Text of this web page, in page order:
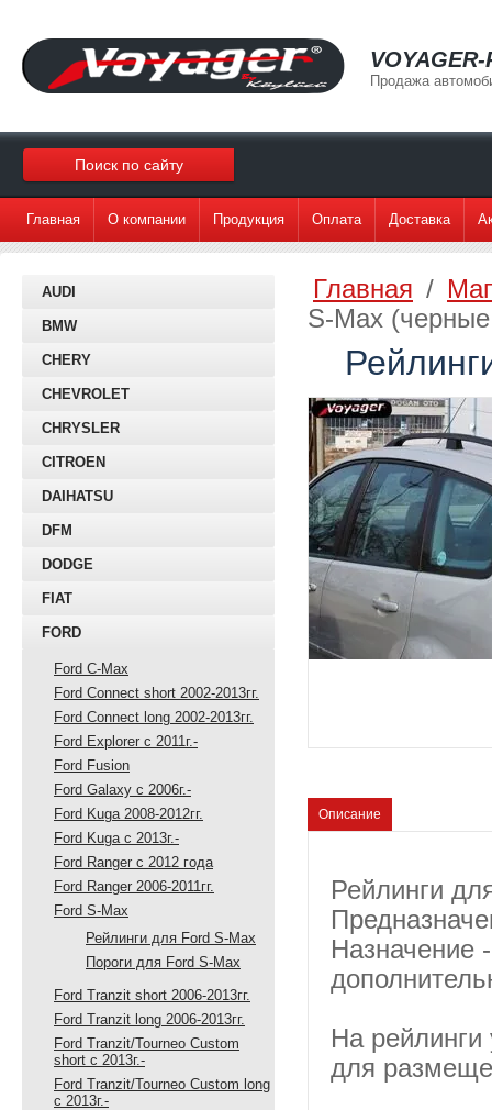
Продажа
Главная О компании Продукция Оплата Доставка
AUDI
BMW
CHERY
CHEVROLET
CHRYSLER
CITROEN
DAIHATSU
DFM
DODGE
FIAT
FORD
Ford C-Max
Ford Connect short 2002-2013гг.
Ford Connect long 2002-2013гг.
Ford Explorer с 2011г.-
Ford Fusion
Ford Galaxy с 2006г.-
Ford Kuga 2008-2012гг.
Ford Kuga с 2013г.-
Ford Ranger с 2012 года
Ford Ranger 2006-2011гг.
Ford S-Max
Рейлинги для Ford S-Max
Пороги для Ford S-Max
Ford Tranzit short 2006-2013гг.
Ford Tranzit long 2006-2013гг.
Ford Tranzit/Tourneo Custom
short с 2013г.-
Ford Tranzit/Tourneo Custom long
с 2013г.-
Главная /
S-Max
Описание
Рейлинги
Назначение
На рейлинги
для